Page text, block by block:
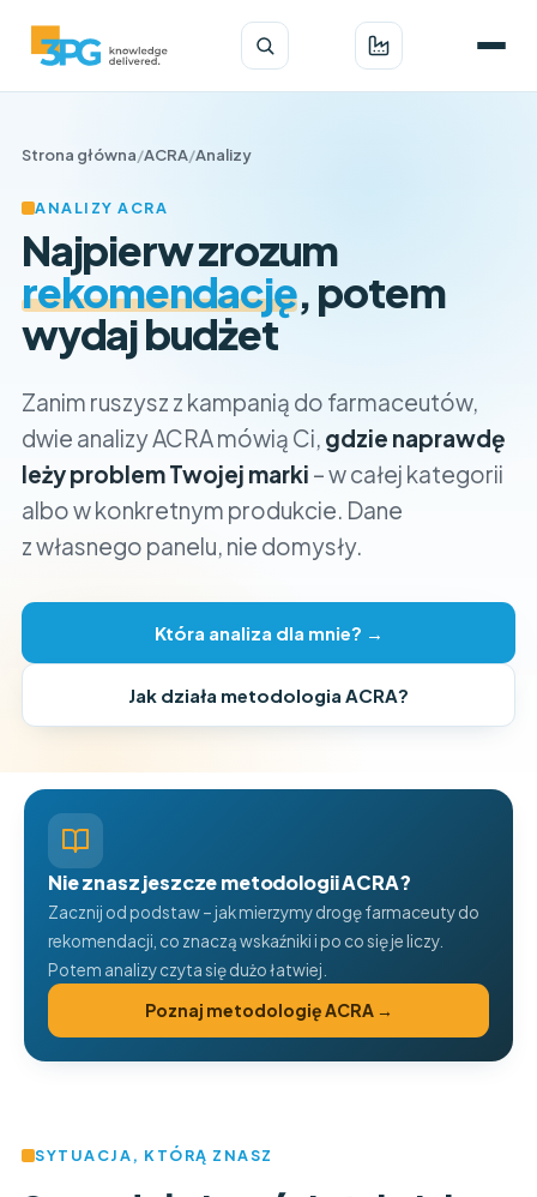
Strona główna/ACRA/Analizy
ANALIZY ACRA
Najpierw zrozum
rekomendację, potem
wydaj budżet
Zanim ruszysz z kampanią do farmaceutów,
dwie analizy ACRA mówią Ci, gdzie naprawdę
leży problem Twojej marki – w całej kategorii
albo w konkretnym produkcie. Dane
z własnego panelu, nie domysły.
Która analiza dla mnie? →
Jak działa metodologia ACRA?
Nie znasz jeszcze metodologii ACRA?
Zacznij od podstaw – jak mierzymy drogę farmaceuty do
rekomendacji, co znaczą wskaźniki i po co się je liczy.
Potem analizy czyta się dużo łatwiej.
Poznaj metodologię ACRA →
SYTUACJA, KTÓRĄ ZNASZ